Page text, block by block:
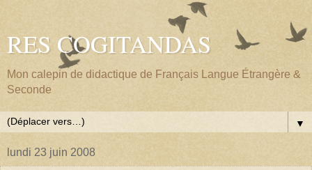
RES COGITANDAS
Mon calepin de didactique de Français Langue Étrangère &
Seconde
▼
lundi 23 juin 2008